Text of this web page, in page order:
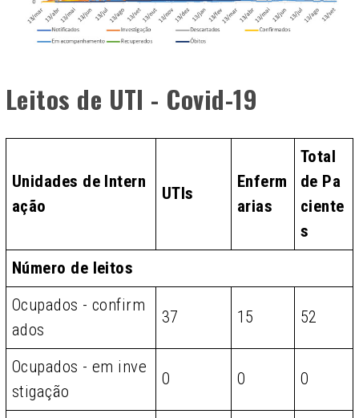
Leitos de UTI - Covid-19
Unidades de Intern
ação
UTIs
Enferm
arias
Total
de Pa
ciente
s
Número de leitos
Ocupados - confirm
ados
37 15 52
Ocupados - em inve
stigação
0 0 0